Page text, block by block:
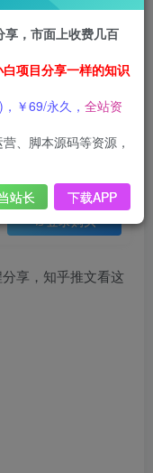
0 474 26
终身VIP会员免费
登录购买
已售 34
，市面上收费几百
项目分享一样的知识
￥69/永久， 全站资
、脚本源码等资源，
站长 下载APP